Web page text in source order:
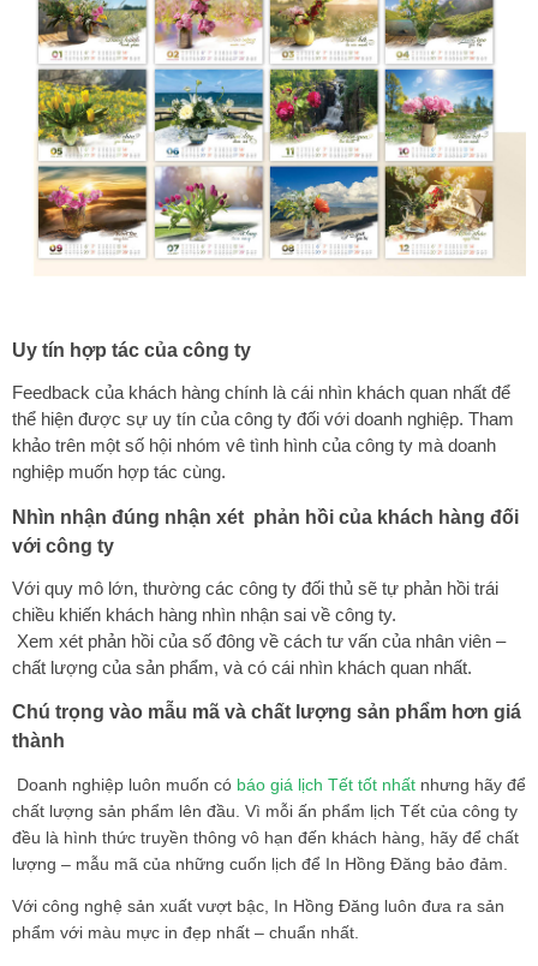
Uy tín hợp tác của công ty
Feedback của khách hàng chính là cái nhìn khách quan nhất để
thể hiện được sự uy tín của công ty đối với doanh nghiệp. Tham
khảo trên một số hội nhóm vê tình hình của công ty mà doanh
nghiệp muốn hợp tác cùng.
Nhìn nhận đúng nhận xét phản hồi của khách hàng đối
với công ty
Với quy mô lớn, thường các công ty đối thủ sẽ tự phản hồi trái
chiều khiến khách hàng nhìn nhận sai về công ty.
Xem xét phản hồi của số đông về cách tư vấn của nhân viên –
chất lượng của sản phẩm, và có cái nhìn khách quan nhất.
Chú trọng vào mẫu mã và chất lượng sản phẩm hơn giá
thành
Doanh nghiệp luôn muốn có báo giá lịch Tết tốt nhất nhưng hãy để
chất lượng sản phẩm lên đầu. Vì mỗi ấn phẩm lịch Tết của công ty
đều là hình thức truyền thông vô hạn đến khách hàng, hãy để chất
lượng – mẫu mã của những cuốn lịch để In Hồng Đăng bảo đảm.
Với công nghệ sản xuất vượt bậc, In Hồng Đăng luôn đưa ra sản
phẩm với màu mực in đẹp nhất – chuẩn nhất.